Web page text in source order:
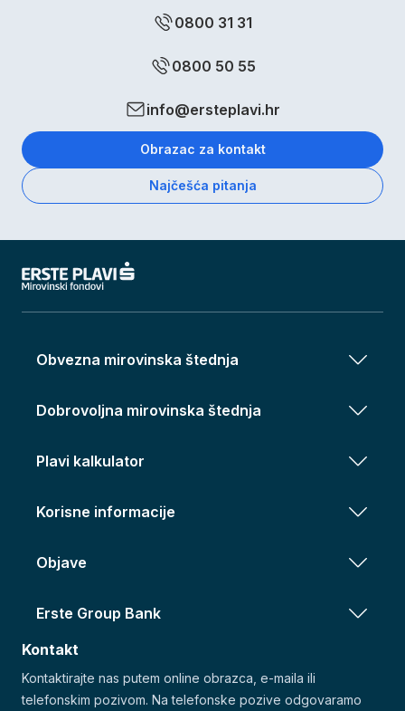
0800 31 31
0800 50 55
info@ersteplavi.hr
Obrazac za kontakt
Najčešća pitanja
Obvezna mirovinska štednja
Dobrovoljna mirovinska štednja
Plavi kalkulator
Korisne informacije
Objave
Erste Group Bank
Kontakt
Kontaktirajte nas putem online obrazca, e-maila ili
telefonskim pozivom. Na telefonske pozive odgovaramo